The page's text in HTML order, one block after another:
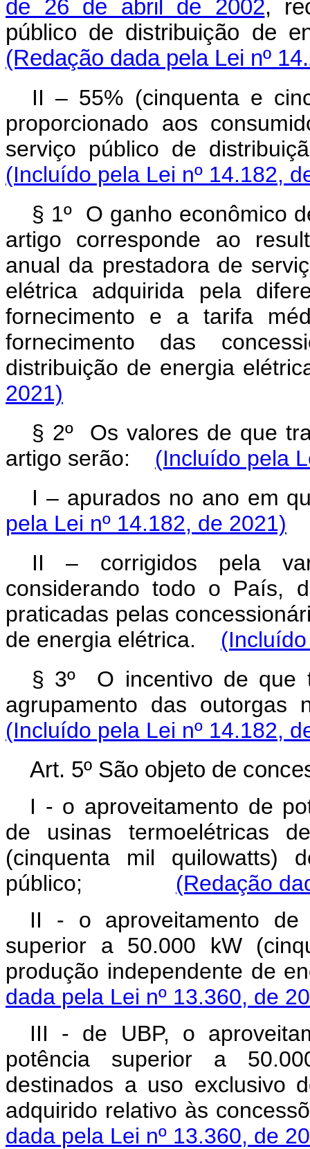
de 26 de abril de 2002,
público de distribuição
(Redação dada pela Lei nº
II – 55% (cinquenta e
proporcionado aos
serviço público de
(Incluído pela Lei nº 14.182,
§ 1º O ganho econômico
artigo corresponde ao
anual da prestadora de
elétrica adquirida pela
fornecimento e a tarifa
fornecimento das
distribuição de energia
2021)
§ 2º Os valores de que
artigo serão: (Incluído pela
I – apurados no ano em
pela Lei nº 14.182, de 2021)
II – corrigidos pela
considerando todo o País,
praticadas pelas
de energia elétrica.
§ 3º O incentivo de que
agrupamento das
(Incluído pela Lei nº 14.182,
Art. 5º São objeto de
I - o aproveitamento de
de usinas termoelétricas
(cinquenta mil quilowatts)
público; (Redação
II - o aproveitamento de
superior a 50.000 kW
produção
dada pela Lei nº 13.360, de
III - de UBP, o
potência superior a
destinados a uso exclusivo
adquirido relativo às
dada pela Lei nº 13.360, de